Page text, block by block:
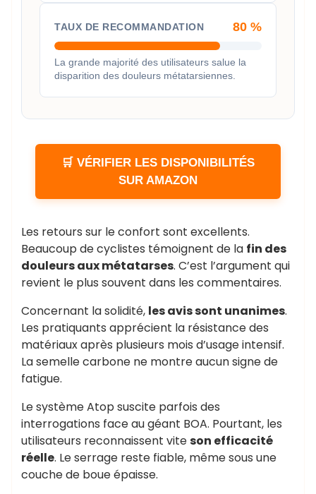
TAUX DE RECOMMANDATION 80 %
La grande majorité des utilisateurs salue la
disparition des douleurs métatarsiennes.
🛒 VÉRIFIER LES DISPONIBILITÉS
SUR AMAZON
Les retours sur le confort sont excellents.
Beaucoup de cyclistes témoignent de la fin des
douleurs aux métatarses. C’est l’argument qui
revient le plus souvent dans les commentaires.
Concernant la solidité, les avis sont unanimes.
Les pratiquants apprécient la résistance des
matériaux après plusieurs mois d’usage intensif.
La semelle carbone ne montre aucun signe de
fatigue.
Le système Atop suscite parfois des
interrogations face au géant BOA. Pourtant, les
utilisateurs reconnaissent viteson efficacité
réelle. Le serrage reste fiable, même sous une
couche de boue épaisse.